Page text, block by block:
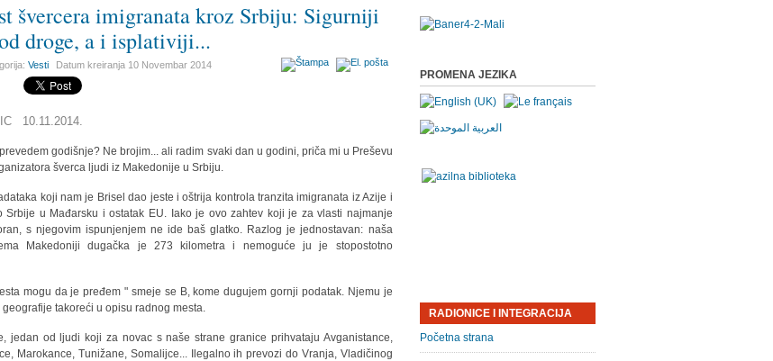
švercera imigranata kroz Srbiju: Sigurniji
droge, a i isplativiji...
Vesti Datum kreiranja 10 Novembar 2014
10.11.2014.
godišnje? Ne brojim... ali radim svaki dan u godini, priča mi u Preševu
šverca ljudi iz Makedonije u Srbiju.
koji nam je Brisel dao jeste i oštrija kontrola tranzita imigranata iz Azije i
Srbije u Mađarsku i ostatak EU. Iako je ovo zahtev koji je za vlasti najmanje
s njegovim ispunjenjem ne ide baš glatko. Razlog je jednostavan: naša
Makedoniji dugačka je 273 kilometra i nemoguće ju je stopostotno
mogu da je pređem " smeje se B, kome dugujem gornji podatak. Njemu je
takoreći u opisu radnog mesta.
jedan od ljudi koji za novac s naše strane granice prihvataju Avganistance,
Marokance, Tunižane, Somalijce... Ilegalno ih prevozi do Vranja, Vladičinog
PROMENA JEZIKA
RADIONICE I INTEGRACIJA
Početna strana